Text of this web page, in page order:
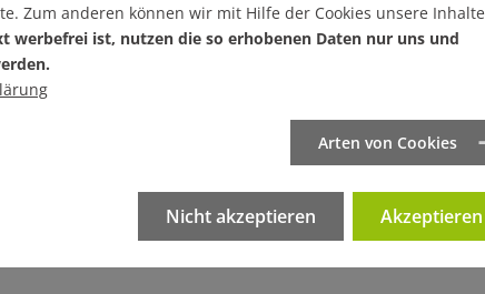
Zum anderen können wir mit Hilfe der Cookies unsere Inhalte
werbefrei ist, nutzen die so erhobenen Daten nur uns und
Arten von Cookies
Nicht akzeptieren Akzeptieren